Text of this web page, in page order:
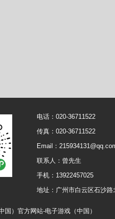
电话：020-36711522
传真：020-36711522
Email：
联系人：曾先生
手机：13922457025
地址：广州市白云区石沙
国）官方网站-电子游戏（中国）